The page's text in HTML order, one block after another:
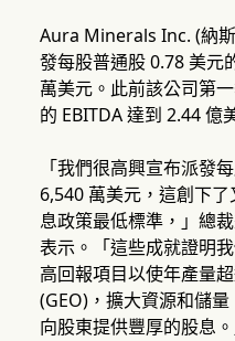
Aura Minerals Inc. (納
發每股普通股 0.78 美元
萬美元。此前該公司第
的 EBITDA 達到 2.44 億
「我們很高興宣布派發
6,540 萬美元，這創下
息政策最低標準，」總
表示。「這些成就證明
高回報項目以使年產量
(GEO)，擴大資源和儲
向股東提供豐厚的股息。